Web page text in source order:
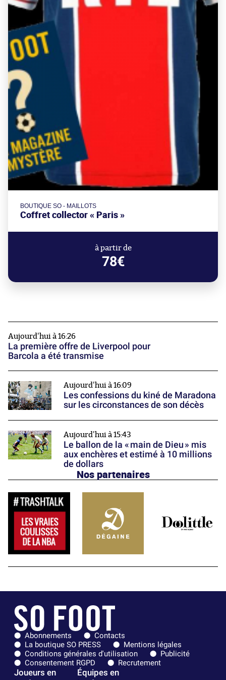
BOUTIQUE SO - MAILLOTS
Coffret collector « Paris »
à partir de
78€
Aujourd'hui à 16:26
La première offre de Liverpool pour
Barcola a été transmise
Aujourd'hui à 16:09
Les confessions du kiné de Maradona
sur les circonstances de son décès
Aujourd'hui à 15:43
Le ballon de la « main de Dieu » mis
aux enchères et estimé à 10 millions
de dollars
Nos partenaires
Abonnements
Contacts
La boutique SO PRESS
Mentions légales
Conditions générales d'utilisation
Publicité
Consentement RGPD
Recrutement
Joueurs en
Équipes en